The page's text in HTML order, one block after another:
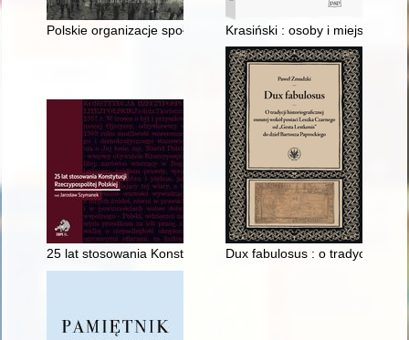
Polskie organizacje społeczno-polityczne, kulturalne i
Krasiński : osoby i miejsca
25 lat stosowania Konstytucji Rzeczypospolitej Polskiej
Dux fabulosus : o tradycji